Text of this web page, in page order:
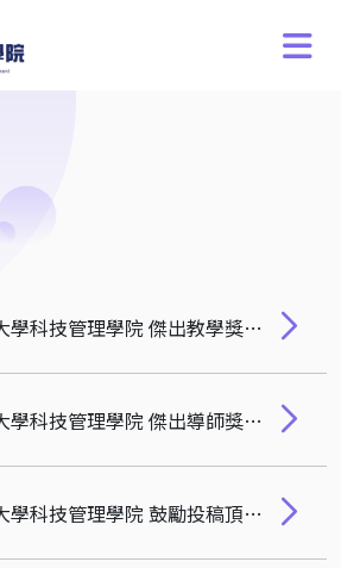
11. 國立清華大學科技管理學院 傑出教學獎設置辦法
12. 國立清華大學科技管理學院 傑出導師獎設置辦法
13. 國立清華大學科技管理學院 鼓勵投稿頂尖期刊設置辦法